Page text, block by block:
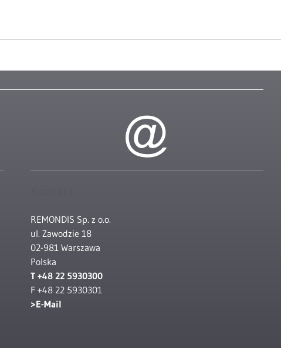
REMONDIS Sp. z o.o.
ul. Zawodzie 18
02-981 Warszawa
Polska
T +48 22 5930300
F +48 22 5930301
E-Mail